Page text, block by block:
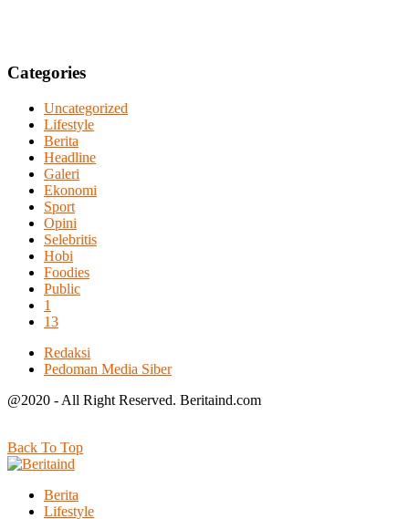
Categories
Uncategorized
Lifestyle
Berita
Headline
Galeri
Ekonomi
Sport
Opini
Selebritis
Hobi
Foodies
Public
1
13
Redaksi
Pedoman Media Siber
@2020 - All Right Reserved. Beritaind.com
Back To Top
Berita
Lifestyle